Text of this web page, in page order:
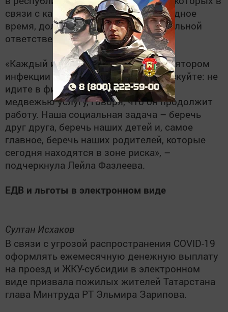
связи с карантином появится свободное
время, должны не забывать о социальной
ответственности.
«Каждый из нас может стать транслятором
инфекции для своих близких. Не рискуйте: не
идите в фитнес-зал, который делает
медвежью услугу, говоря, что он продолжит
работу. Наша социальная задача – беречь
друг друга, беречь наших детей и, самое
главное, беречь наших родителей, которые
сегодня находятся в зоне риска», –
подчеркнула Лейла Фазлеева.
ЕДВ и льготы в электронном виде
Султан Исхаков
В связи с угрозой распространения COVID-19
оформлять ежемесячную денежную выплату
на проезд и ЖКУ-субсидии в электронном
виде призвала пожилых жителей Татарстана
глава Минтруда РТ Эльмира Зарипова.